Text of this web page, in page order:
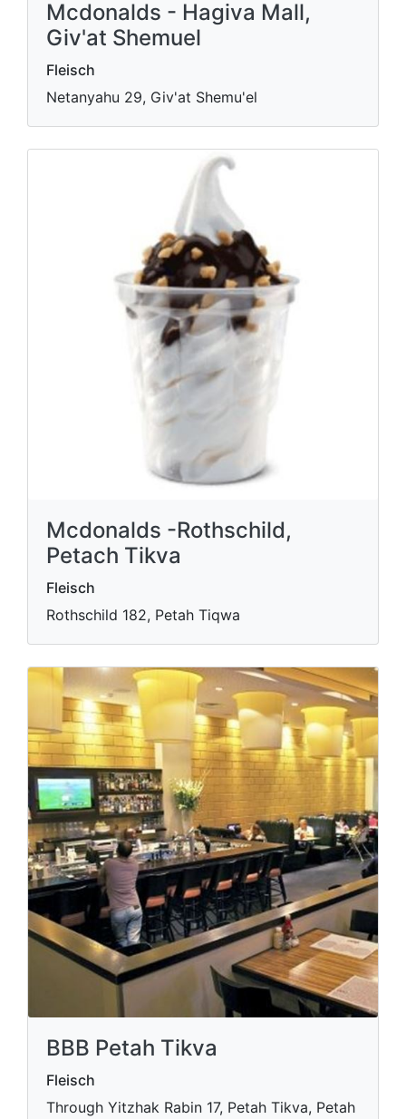
Mcdonalds - Hagiva Mall,
Giv'at Shemuel
Fleisch
Netanyahu 29, Giv'at Shemu'el
Mcdonalds -Rothschild,
Petach Tikva
Fleisch
Rothschild 182, Petah Tiqwa
BBB Petah Tikva
Fleisch
Through Yitzhak Rabin 17, Petah Tikva, Petah